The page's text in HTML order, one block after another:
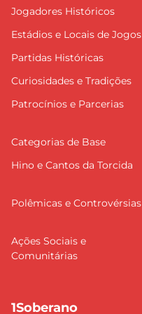
Jogadores Históricos
Estádios e Locais de Jogos
Partidas Históricas
Curiosidades e Tradições
Patrocínios e Parcerias
Categorias de Base
Hino e Cantos da Torcida
Polêmicas e Controvérsias
Ações Sociais e
Comunitárias
1Soberano